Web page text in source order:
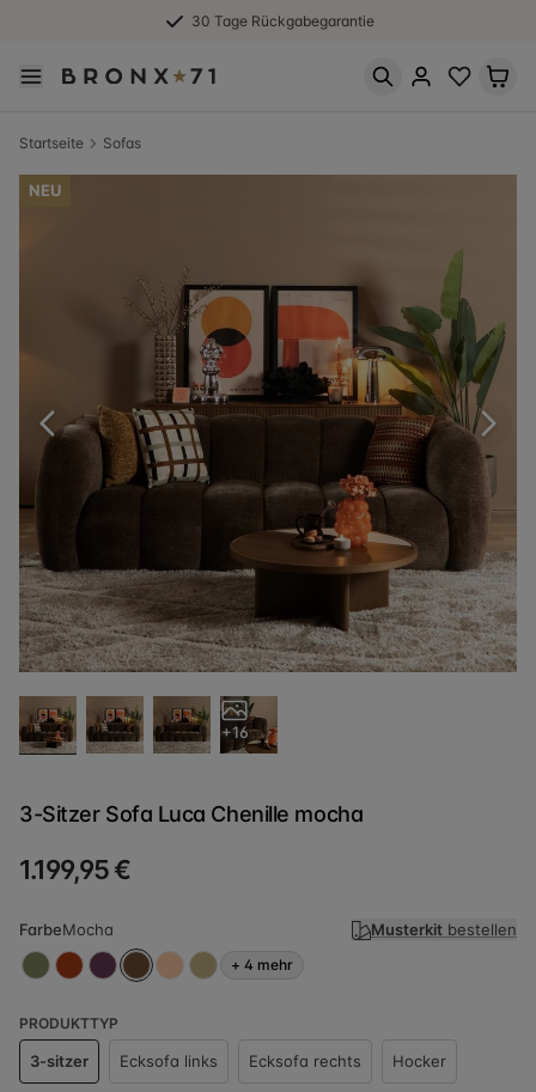
30 Tage Rückgabegarantie
Startseite Sofas
NEU
+16
3-Sitzer Sofa Luca Chenille mocha
1.199,95 €
FarbeMocha Musterkit bestellen
+ 4 mehr
PRODUKTTYP
3-sitzer Ecksofa links Ecksofa rechts Hocker